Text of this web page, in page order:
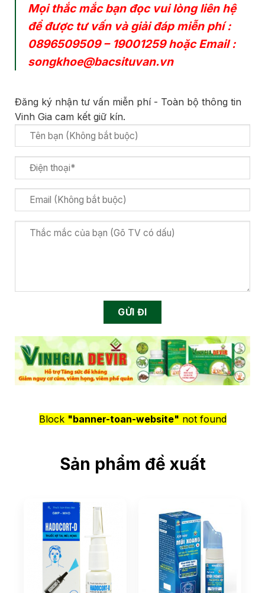
Mọi thắc mắc bạn đọc vui lòng liên hệ
để được tư vấn và giải đáp miễn phí :
0896509509– 19001259hoặc Email :
songkhoe@bacsituvan.vn
Đăng ký nhận tư vấn miễn phí - Toàn bộ thông tin
Vinh Gia cam kết giữ kín.
Block "banner-toan-website" not found
Sản phẩm đề xuất